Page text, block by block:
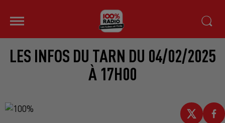
LES INFOS DU TARN DU 04/02/2025
À 17H00